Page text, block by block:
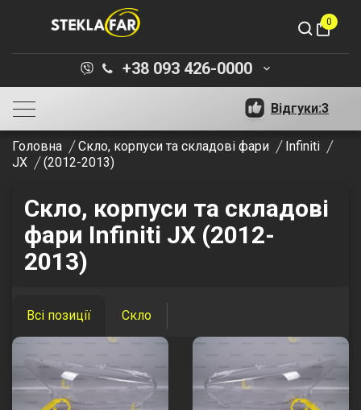
shopping_bag
0
+38 093 426-0000 keyboard_arrow_down
Відгуки:3
Головна Скло, корпуси та складові фари
Infiniti
JX
(2012-2013)
Скло, корпуси та складові
фари Infiniti JX (2012-
2013)
Всі позиції Скло